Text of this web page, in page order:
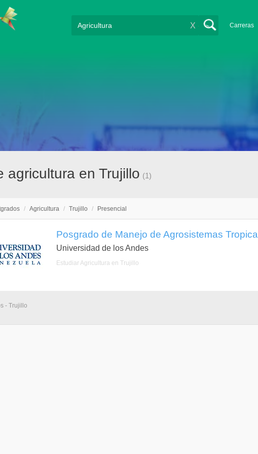
Carreras
X
agricultura en Trujillo (1)
/ Agricultura / Trujillo / Presencial
Posgrado de Manejo de Agrosistemas
Universidad de los Andes
Estudiar Agricultura en Trujillo
- Trujillo